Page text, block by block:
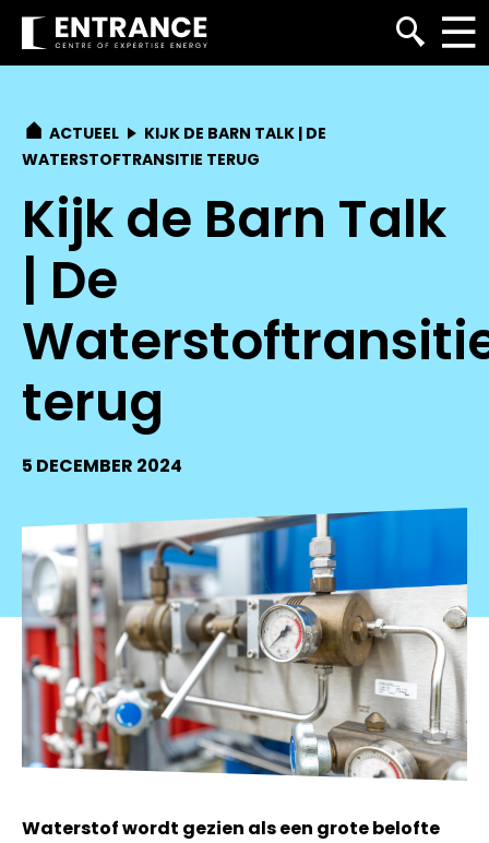
ACTUEEL
KIJK DE BARN TALK | DE
WATERSTOFTRANSITIE TERUG
Kijk de Barn Talk
| De
terug
5 DECEMBER 2024
Waterstof wordt gezien als een grote belofte